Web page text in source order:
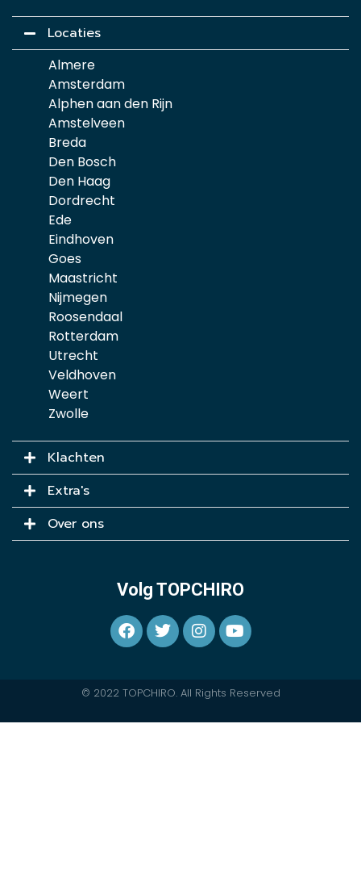
Locaties
Almere
Amsterdam
Alphen aan den Rijn
Amstelveen
Breda
Den Bosch
Den Haag
Dordrecht
Ede
Eindhoven
Goes
Maastricht
Nijmegen
Roosendaal
Rotterdam
Utrecht
Veldhoven
Weert
Zwolle
Klachten
Extra's
Over ons
Volg TOPCHIRO
© 2022 TOPCHIRO. All Rights Reserved